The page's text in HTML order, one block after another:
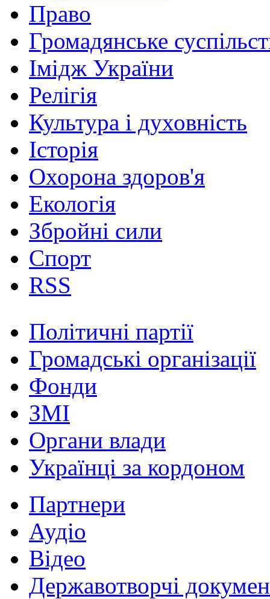
Право
Громадянське
Імідж України
Релігія
Культура і духовність
Історія
Охорона здоров'я
Екологія
Збройні сили
Спорт
RSS
Політичні партії
Громадські організації
Фонди
ЗМІ
Органи влади
Українці за кордоном
Партнери
Аудіо
Відео
Державотворчі